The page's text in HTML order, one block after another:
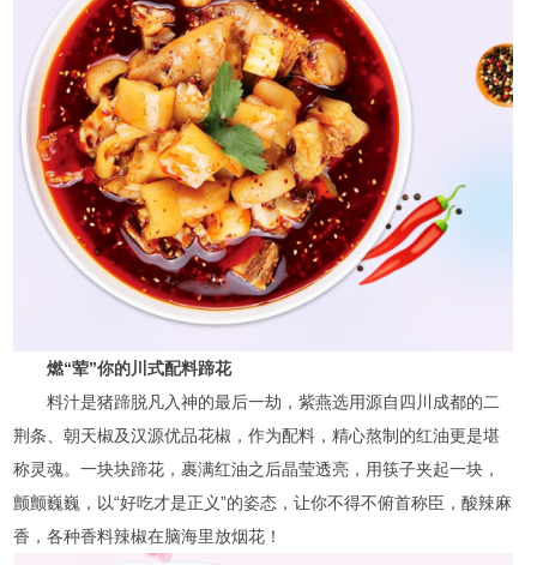
燃“荤”你的川式配料蹄花
料汁是猪蹄脱凡入神的最后一劫，紫燕选用源自四川成都的二
荆条、朝天椒及汉源优品花椒，作为配料，精心熬制的红油更是堪
称灵魂。一块块蹄花，裹满红油之后晶莹透亮，用筷子夹起一块，
颤颤巍巍，以“好吃才是正义”的姿态，让你不得不俯首称臣，酸辣麻
香，各种香料辣椒在脑海里放烟花！